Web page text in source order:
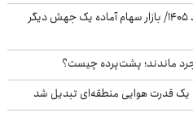
پیش‌بینی بورس فردا شنبه ۱۷ مرداد ۱۴۰۵/ بازار سهام آماده یک جهش دیگر
یک قدرت هوایی منطقه‌ای تبدیل شد